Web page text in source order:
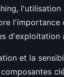
l'importance
d'exploitation
et la